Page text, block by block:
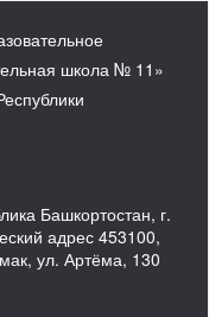
школа № 11»
Башкортостан, г.
адрес 453100,
ул. Артёма, 130